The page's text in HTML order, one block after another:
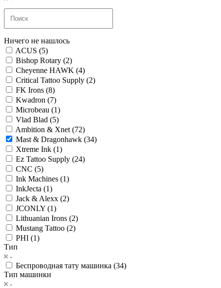
Ничего не нашлось
ACUS (5)
Bishop Rotary (2)
Cheyenne HAWK (4)
Critical Tattoo Supply (2)
FK Irons (8)
Kwadron (7)
Microbeau (1)
Vlad Blad (5)
Ambition & Xnet (72)
Mast & Dragonhawk (34)
Xtreme Ink (1)
Ez Tattoo Supply (24)
CNC (5)
Ink Machines (1)
InkJecta (1)
Jack & Alexx (2)
JCONLY (1)
Lithuanian Irons (2)
Mustang Tattoo (2)
PHI (1)
Тип
Беспроводная тату машинка (34)
Тип машинки